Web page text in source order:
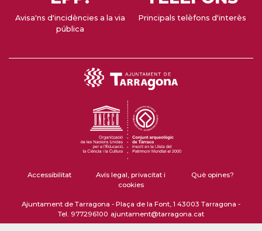
Avisa'ns d'incidències a la via
pública
Principals telèfons d'interès
Accessibilitat
Avís legal, privacitat i
cookies
Què opines?
Ajuntament de Tarragona - Plaça de la Font, 1 43003 Tarragona -
Tel. 977296100 ajuntament@tarragona.cat